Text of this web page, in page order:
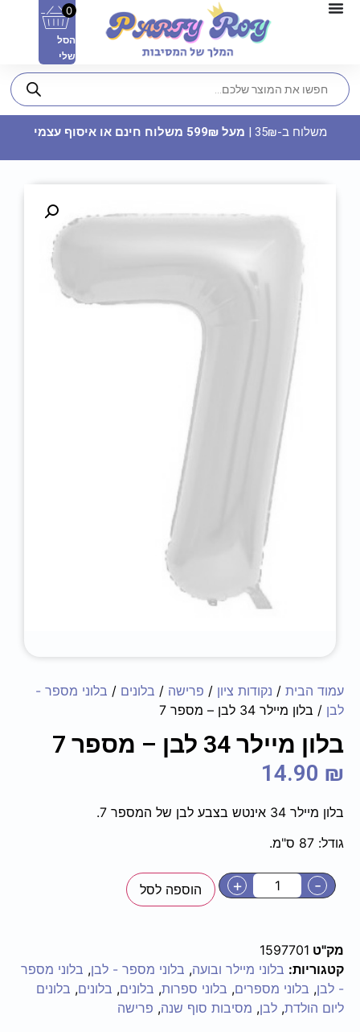
+
0
הסל
שלי
משלוח ב-35₪ | מעל 599₪ משלוח חינם או איסוף עצמי
עמוד הבית / נקודות ציון / פרישה / בלונים / בלוני מספר -
לבן / בלון מיילר 34 לבן – מספר 7
בלון מיילר 34 לבן – מספר 7
14.90 ₪
בלון מיילר 34 אינטש בצבע לבן של המספר 7.
גודל: 87 ס"מ.
-
+ הוספה לסל
מק"ט 1597701
קטגוריות: בלוני מיילר ובועה, בלוני מספר - לבן, בלוני מספר
- לבן, בלוני מספרים, בלוני ספרות, בלונים, בלונים, בלונים
ליום הולדת, לבן, מסיבות סוף שנה, פרישה